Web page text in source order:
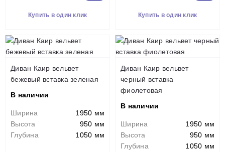
Купить в один клик Купить в один клик
Диван Каир вельвет
бежевый вставка зеленая
В наличии
Ширина
1950 мм
Высота
950 мм
Глубина
1050 мм
Диван Каир вельвет
черный вставка
фиолетовая
В наличии
Ширина
1950 мм
Высота
950 мм
Глубина
1050 мм